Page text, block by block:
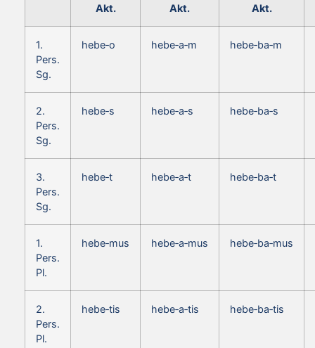
Akt.
Akt.
Akt.
1.
Pers.
Sg.
hebe‑o hebe‑a‑m hebe‑ba‑m
2.
Pers.
Sg.
hebe‑s hebe‑a‑s hebe‑ba‑s
3.
Pers.
Sg.
hebe‑t hebe‑a‑t hebe‑ba‑t
1.
Pers.
Pl.
hebe‑mus hebe‑a‑mus hebe‑ba‑mus
2.
Pers.
Pl.
hebe‑tis hebe‑a‑tis hebe‑ba‑tis